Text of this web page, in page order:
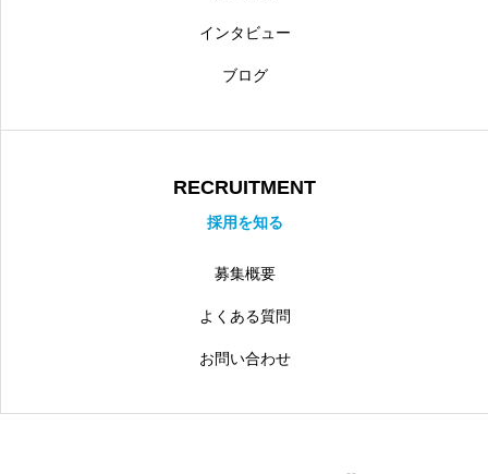
インタビュー
ブログ
RECRUITMENT
採用を知る
募集概要
よくある質問
お問い合わせ